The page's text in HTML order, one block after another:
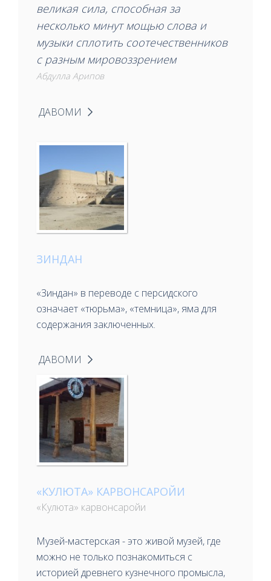
великая сила, способная за
несколько минут мощью слова и
музыки сплотить соотечественников
с разным мировоззрением
Абдулла Арипов
ДАВОМИ
ЗИНДАН
«Зиндан» в переводе с персидского
означает «тюрьма», «темница», яма для
содержания заключенных.
ДАВОМИ
«КУЛЮТА» КАРВОНСАРОЙИ
«Кулюта» карвонсаройи
Музей-мастерская - это живой музей, где
можно не только познакомиться с
историей древнего кузнечного промысла,